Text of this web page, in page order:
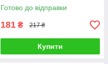
Готово до відправки
181 ₴ 217 ₴
Купити